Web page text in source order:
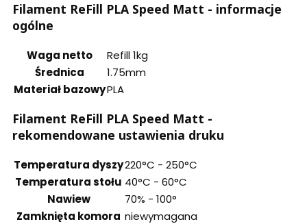
Filament ReFill PLA Speed Matt - informacje
ogólne
Waga netto
Refill 1kg
Średnica
1.75mm
Materiał bazowyPLA
Filament ReFill PLA Speed Matt -
rekomendowane ustawienia druku
Temperatura dyszy220°C - 250°C
Temperatura stołu 40°C - 60°C
Nawiew
70% - 100°
Zamknięta komora niewymagana